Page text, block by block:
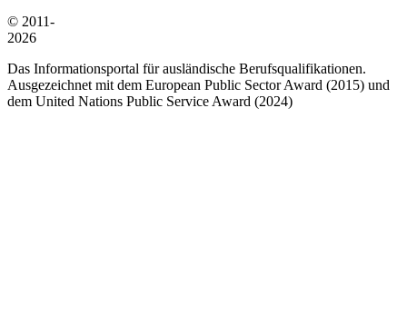
© 2011-
2026
Das Informationsportal für ausländische Berufsqualifikationen.
Ausgezeichnet mit dem European Public Sector Award (2015) und
dem United Nations Public Service Award (2024)